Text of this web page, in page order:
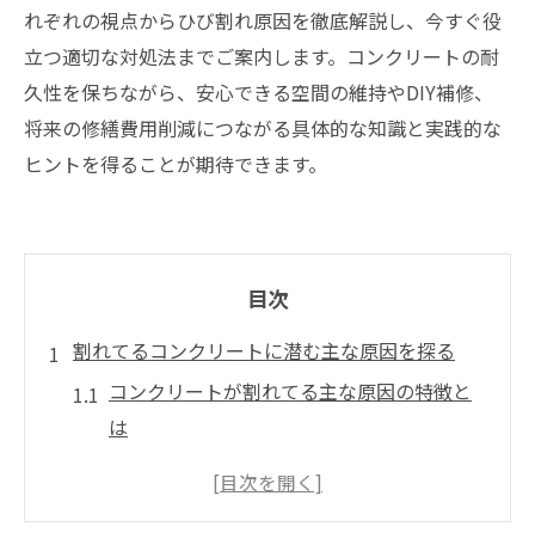
れぞれの視点からひび割れ原因を徹底解説し、今すぐ役
立つ適切な対処法までご案内します。コンクリートの耐
久性を保ちながら、安心できる空間の維持やDIY補修、
将来の修繕費用削減につながる具体的な知識と実践的な
ヒントを得ることが期待できます。
目次
割れてるコンクリートに潜む主な原因を探る
コンクリートが割れてる主な原因の特徴と
は
乾燥や地盤沈下が割れてる現象を引き起こ